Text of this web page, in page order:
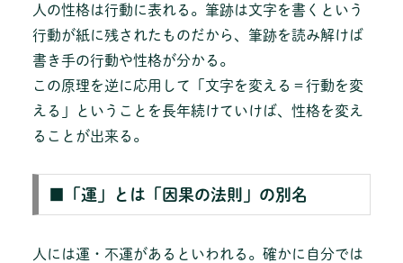
人の性格は行動に表れる。筆跡は文字を書くという
行動が紙に残されたものだから、筆跡を読み解けば
書き手の行動や性格が分かる。
この原理を逆に応用して「文字を変える＝行動を変
える」ということを長年続けていけば、性格を変え
ることが出来る。
■「運」とは「因果の法則」の別名
人には運・不運があるといわれる。確かに自分では